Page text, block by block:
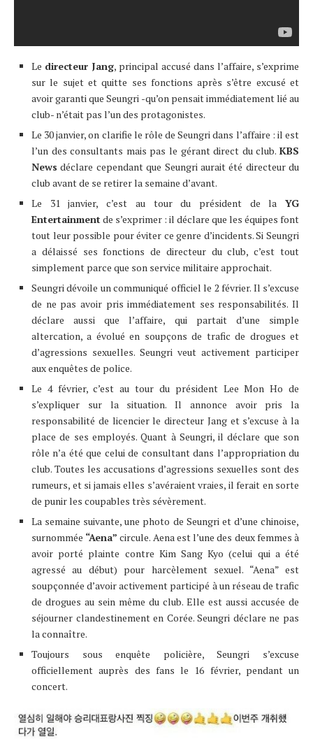
Le directeur Jang, principal accusé dans l’affaire, s’exprime
sur le sujet et quitte ses fonctions après s’être excusé et
avoir garanti que Seungri -qu’on pensait immédiatement lié au
club- n’était pas l’un des protagonistes.
Le 30 janvier, on clarifie le rôle de Seungri dans l’affaire : il est
l’un des consultants mais pas le gérant direct du club. KBS
News déclare cependant que Seungri aurait été directeur du
club avant de se retirer la semaine d’avant.
Le 31 janvier, c’est au tour du président de la YG
Entertainment de s’exprimer : il déclare que les équipes font
tout leur possible pour éviter ce genre d’incidents. Si Seungri
a délaissé ses fonctions de directeur du club, c’est tout
simplement parce que son service militaire approchait.
Seungri dévoile un communiqué officiel le 2 février. Il s’excuse
de ne pas avoir pris immédiatement ses responsabilités. Il
déclare aussi que l’affaire, qui partait d’une simple
altercation, a évolué en soupçons de trafic de drogues et
d’agressions sexuelles. Seungri veut activement participer
aux enquêtes de police.
Le 4 février, c’est au tour du président Lee Mon Ho de
s’expliquer sur la situation. Il annonce avoir pris la
responsabilité de licencier le directeur Jang et s’excuse à la
place de ses employés. Quant à Seungri, il déclare que son
rôle n’a été que celui de consultant dans l’appropriation du
club. Toutes les accusations d’agressions sexuelles sont des
rumeurs, et si jamais elles s’avéraient vraies, il ferait en sorte
de punir les coupables très sévèrement.
La semaine suivante, une photo de Seungri et d’une chinoise,
surnommée “Aena” circule. Aena est l’une des deux femmes à
avoir porté plainte contre Kim Sang Kyo (celui qui a été
agressé au début) pour harcèlement sexuel. “Aena” est
soupçonnée d’avoir activement participé à un réseau de trafic
de drogues au sein même du club. Elle est aussi accusée de
séjourner clandestinement en Corée. Seungri déclare ne pas
la connaître.
Toujours sous enquête policière, Seungri s’excuse
officiellement auprès des fans le 16 février, pendant un
concert.